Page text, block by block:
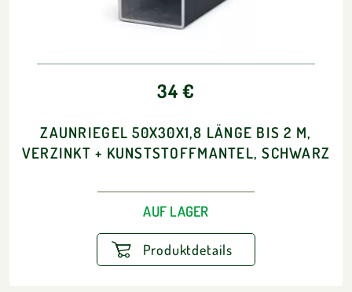
34 €
ZAUNRIEGEL 50X30X1,8 LÄNGE BIS 2 M,
VERZINKT + KUNSTSTOFFMANTEL, SCHWARZ
AUF LAGER
Produktdetails